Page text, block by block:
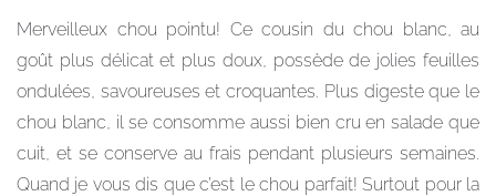
Merveilleux chou pointu! Ce cousin du chou blanc, au
goût plus délicat et plus doux, possède de jolies feuilles
ondulées, savoureuses et croquantes. Plus digeste que le
chou blanc, il se consomme aussi bien cru en salade que
cuit, et se conserve au frais pendant plusieurs semaines.
Quand je vous dis que c’est le chou parfait! Surtout pour la